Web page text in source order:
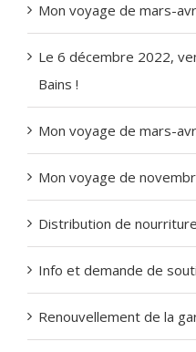
Mon voyage de mars-
Le 6 décembre 2022,
Bains !
Mon voyage de mars-
Mon voyage de
Distribution de nourriture
Info et demande de
Renouvellement de la